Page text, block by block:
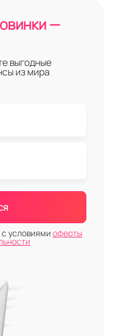
—
выгодные
из мира
условиями оферты